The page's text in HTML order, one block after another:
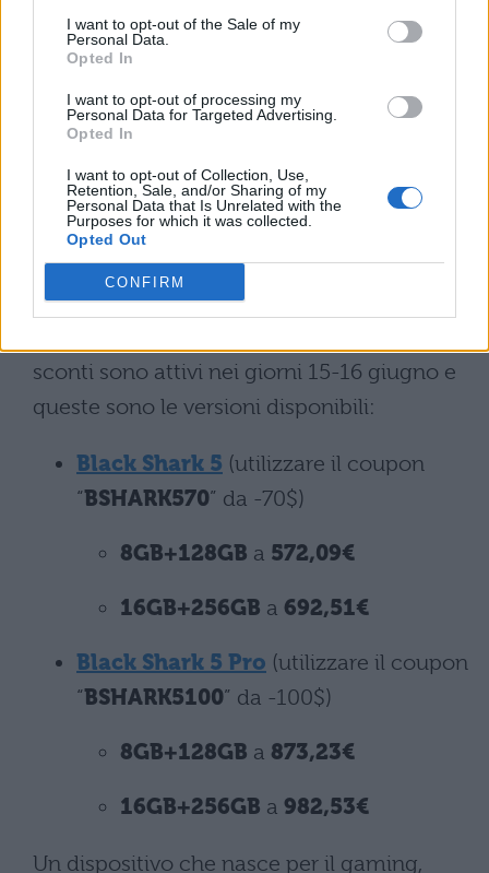
I want to opt-out of the Sale of my
Personal Data.
Opted In
I want to opt-out of processing my
Personal Data for Targeted Advertising.
Opted In
I want to opt-out of Collection, Use,
Retention, Sale, and/or Sharing of my
Personal Data that Is Unrelated with the
Purposes for which it was collected.
Opted Out
CONFIRM
migliori performance possibili.
Black Shark 5 e 5 Pro:
prezzi, sconto e versioni
mano ai nuovi Black Shark è quella del
Black Shark Brand Daydi Ali Express,
dove grazie a due coupon dedicati è
possibile accedere ad importanti sconti
sconti sono attivi nei giorni 15-16 giugno e
queste sono le versioni disponibili:
Black Shark 5 (utilizzare il coupon
“BSHARK570” da -70$)
8GB+128GB a 572,09€
16GB+256GB a 692,51€
Black Shark 5 Pro (utilizzare il coupon
“BSHARK5100” da -100$)
8GB+128GB a 873,23€
16GB+256GB a 982,53€
Un dispositivo che nasce per il gaming,